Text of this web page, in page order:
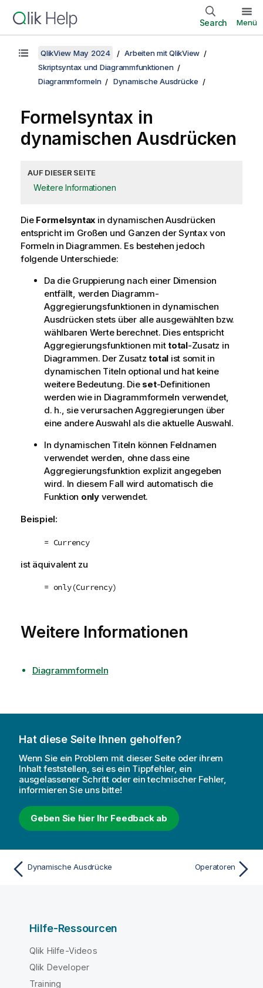
Search Menü
QlikView May 2024
Arbeiten mit QlikView
Skriptsyntax und Diagrammfunktionen
Diagrammformeln
Dynamische Ausdrücke
Formelsyntax in
dynamischen Ausdrücken
AUF DIESER SEITE
Weitere Informationen
Die Formelsyntax in dynamischen Ausdrücken
entspricht im Großen und Ganzen der Syntax von
Formeln in Diagrammen. Es bestehen jedoch
folgende Unterschiede:
Da die Gruppierung nach einer Dimension
entfällt, werden Diagramm-
Aggregierungsfunktionen in dynamischen
Ausdrücken stets über alle ausgewählten bzw.
wählbaren Werte berechnet. Dies entspricht
Aggregierungsfunktionen mittotal-Zusatz in
Diagrammen. Der Zusatztotal ist somit in
dynamischen Titeln optional und hat keine
weitere Bedeutung. Die set-Definitionen
werden wie in Diagrammformeln verwendet,
d. h., sie verursachen Aggregierungen über
eine andere Auswahl als die aktuelle Auswahl.
In dynamischen Titeln können Feldnamen
verwendet werden, ohne dass eine
Aggregierungsfunktion explizit angegeben
wird. In diesem Fall wird automatisch die
Funktion onlyverwendet.
Beispiel:
= Currency
ist äquivalent zu
= only(Currency)
Weitere Informationen
Diagrammformeln
Hat diese Seite Ihnen geholfen?
Wenn Sie ein Problem mit dieser Seite oder ihrem
Inhalt feststellen, sei es ein Tippfehler, ein
ausgelassener Schritt oder ein technischer Fehler,
informieren Sie uns bitte!
Geben Sie hier Ihr Feedback ab
Dynamische Ausdrücke Operatoren
Hilfe-Ressourcen
Qlik Hilfe-Videos
Qlik Developer
Training